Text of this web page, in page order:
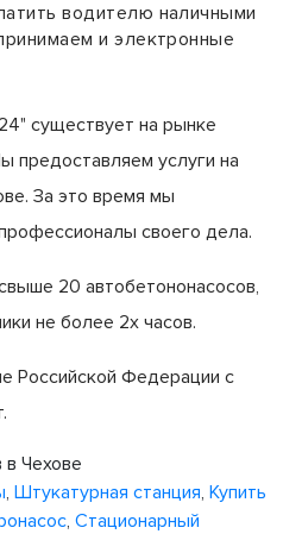
водителю наличными
и электронные
существует на рынке
предоставляем услуги на
За это время мы
своего дела.
20 автобетононасосов,
не более 2х часов.
Российской Федерации с
в Чехове
, Штукатурная станция, Купить
, Стационарный